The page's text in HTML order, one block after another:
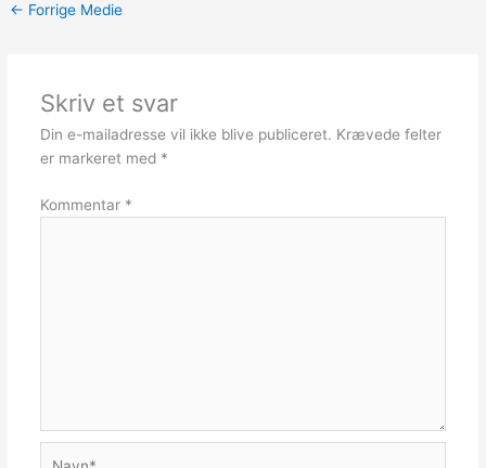
← Forrige Medie
Skriv et svar
Din e-mailadresse vil ikke blive publiceret. Krævede felter
er markeret med *
Kommentar *